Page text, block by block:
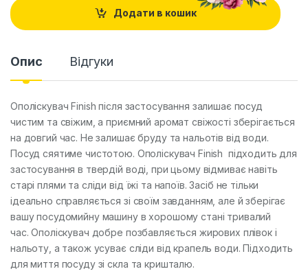
t
i
Додати в кошик
Опис Відгуки
Ополіскувач Finish після застосування залишає посуд
чистим та свіжим, а приємний аромат свіжості зберігається
на довгий час. Не залишає бруду та нальотів від води.
Посуд сяятиме чистотою. Ополіскувач Finish підходить для
застосування в твердій воді, при цьому відмиває навіть
старі плями та сліди від їжі та напоїв. Засіб не тільки
ідеально справляється зі своїм завданням, але й зберігає
вашу посудомийну машину в хорошому стані тривалий
час. Ополіскувач добре позбавляється жирових плівок і
нальоту, а також усуває сліди від крапель води. Підходить
для миття посуду зі скла та кришталю.